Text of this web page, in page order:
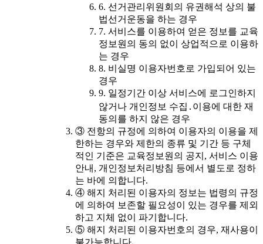
6. 선거관리위원회의 유권해석 상의 불
법선거운동을 하는 경우
7. 서비스를 이용하여 얻은 정보를 교육
정보원의 동의 없이 상업적으로 이용하
는 경우
8. 비실명 이용자번호로 가입되어 있는
경우
9. 일정기간 이상 서비스에 로그인하지
않거나 개인정보 수집․이용에 대한 재
동의를 하지 않은 경우
③ 전항의 규정에 의하여 이용자의 이용을 제
한하는 경우와 제한의 종류 및 기간 등 구체
적인 기준은 교육정보원의 공지, 서비스 이용
안내, 개인정보처리방침 등에서 별도로 정하
는 바에 의합니다.
④ 해지 처리된 이용자의 정보는 법령의 규정
에 의하여 보존할 필요성이 있는 경우를 제외
하고 지체 없이 파기합니다.
⑤ 해지 처리된 이용자번호의 경우, 재사용이
불가능합니다.